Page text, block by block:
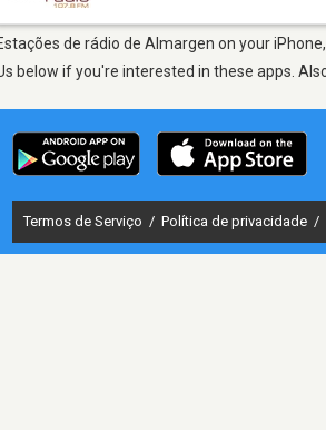
de rádio de Almargen on your
below if you're interested in these apps.
Termos de Serviço / Política de privacidade /